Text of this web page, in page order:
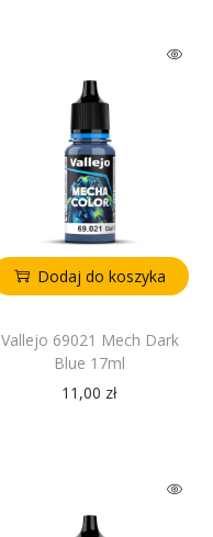
Dodaj do koszyka
Vallejo 69021 Mech Dark
Blue 17ml
11,00 zł